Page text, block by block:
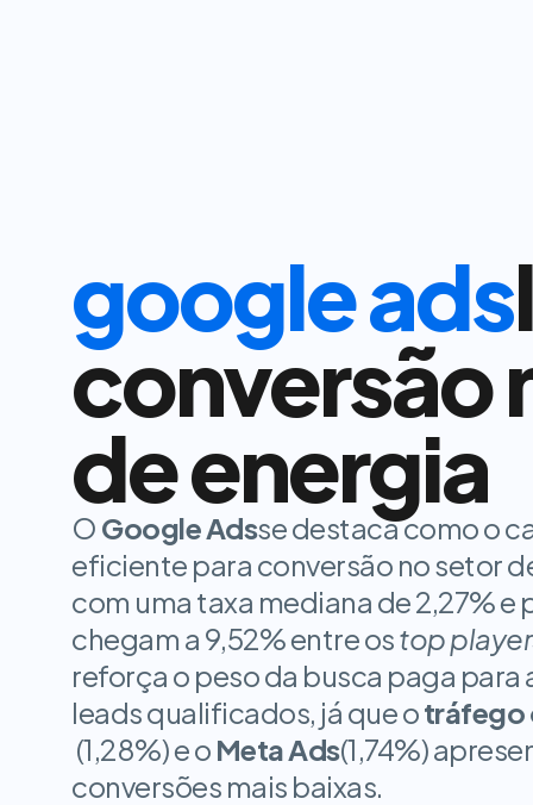
google ads
conversão
de energia
O Google Adsse destaca como o
eficiente para conversão no setor
com uma taxa mediana de 2,27% e
chegam a 9,52% entre ostop
reforça o peso da busca paga para
leads qualificados, já que otráfego
(1,28%) e o Meta Ads(1,74%)
conversões mais baixas.